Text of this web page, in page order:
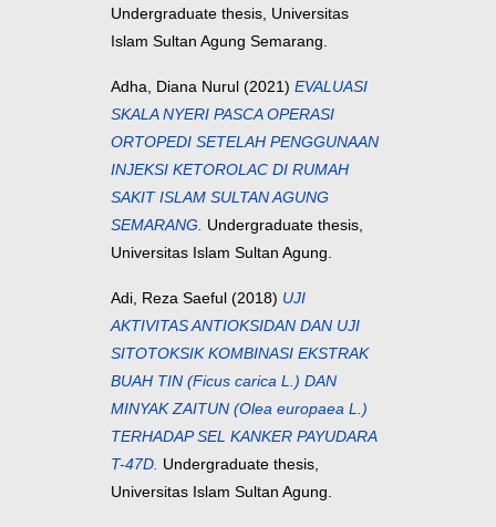
Undergraduate thesis, Universitas
Islam Sultan Agung Semarang.
Adha, Diana Nurul (2021) EVALUASI
SKALA NYERI PASCA OPERASI
ORTOPEDI SETELAH PENGGUNAAN
INJEKSI KETOROLAC DI RUMAH
SAKIT ISLAM SULTAN AGUNG
SEMARANG. Undergraduate thesis,
Universitas Islam Sultan Agung.
Adi, Reza Saeful (2018) UJI
AKTIVITAS ANTIOKSIDAN DAN UJI
SITOTOKSIK KOMBINASI EKSTRAK
BUAH TIN (Ficus carica L.) DAN
MINYAK ZAITUN (Olea europaea L.)
TERHADAP SEL KANKER PAYUDARA
T-47D. Undergraduate thesis,
Universitas Islam Sultan Agung.